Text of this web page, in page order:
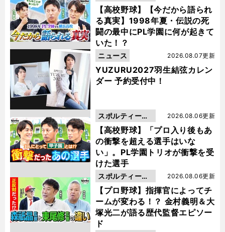
【高校野球】【今だから語られ
る真実】1998年夏・伝説の死
闘の最中にPL学園に何が起きて
いた！？
動画
YUZURU2027羽生結弦カレン
ダー 予約受付中！
2026.08.07更新
ニュース
【高校野球】「プロ入り後もあ
の衝撃を超える選手はいな
い」。PL学園トリオが衝撃を受
けた選手
2026.08.06更新
スポルティーバ
動画
【プロ野球】指揮官によってチ
ームが変わる！？ 金村義明＆大
塚光二が語る歴代監督エピソー
ド
2026.08.06更新
スポルティーバ
動画